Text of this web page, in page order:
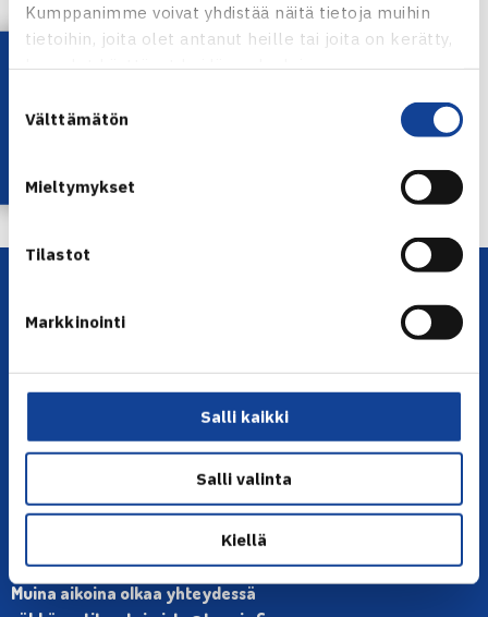
Kumppanimme voivat yhdistää näitä tietoja muihin
tietoihin, joita olet antanut heille tai joita on kerätty,
kun olet käyttänyt heidän palvelujaan.
valinta
Välttämätön
Mieltymykset
Tilastot
Markkinointi
Salli kaikki
Salli valinta
Kiellä
Jaa:
Seuraava uutinen: Tennisrippikoulu
Pajulahdessa 2015… →
Lataa OmaTennis!
YHTEYSTIEDOT
Olympiastadion, Paavo Nurmen tie 1, 00250 Helsinki
Puh. 010 574 3959
ma-pe klo 10.00-12.00
Muina aikoina olkaa yhteydessä